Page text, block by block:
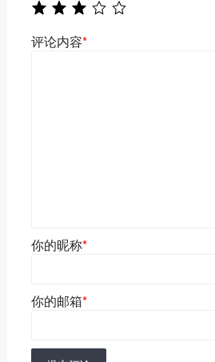
评论内容*
你的昵称*
你的邮箱*